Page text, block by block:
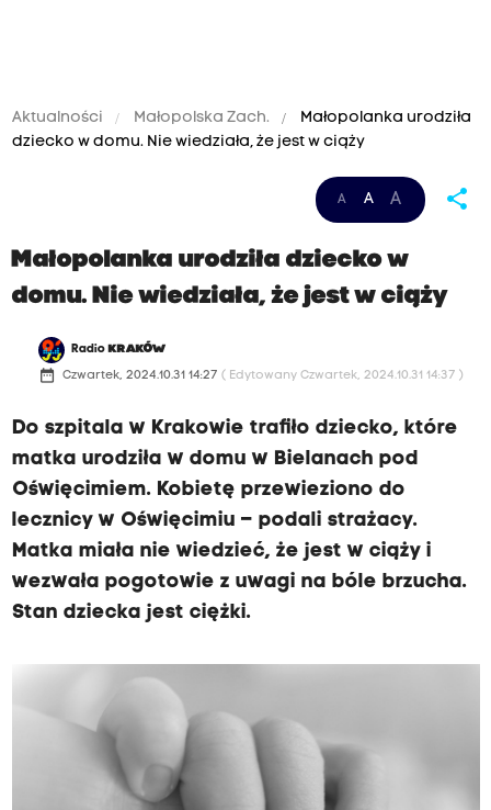
Aktualności Małopolska Zach.
Małopolanka urodziła
dziecko w domu. Nie wiedziała, że jest w ciąży
A A A share
Małopolanka urodziła dziecko w
domu. Nie wiedziała, że jest w ciąży
Radio KRAKÓW
date_range Czwartek, 2024.10.31 14:27 ( Edytowany Czwartek, 2024.10.31 14:37 )
Do szpitala w Krakowie trafiło dziecko, które
matka urodziła w domu w Bielanach pod
Oświęcimiem. Kobietę przewieziono do
lecznicy w Oświęcimiu – podali strażacy.
Matka miała nie wiedzieć, że jest w ciąży i
wezwała pogotowie z uwagi na bóle brzucha.
Stan dziecka jest ciężki.